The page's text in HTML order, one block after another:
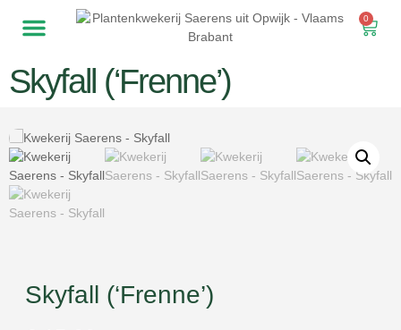
0
Skyfall (‘Frenne’)
Skyfall (‘Frenne’)